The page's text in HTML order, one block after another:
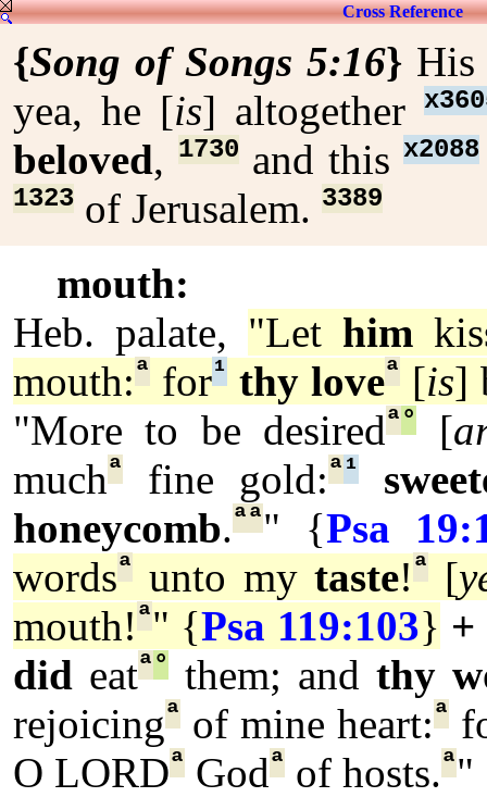
Cross Reference
{Song of Songs 5:16}
yea, he [is] altogether
beloved, 1730 and thisx2088
1323 of Jerusalem. 3389
mouth:
Heb. palate, "Let him
mouth:ª for¹ thy loveª [is]
"More to be desiredª° [
muchª fine gold:ª¹
honeycomb.ªª" {Psa
wordsª unto my taste! ª [
mouth! ª" {Psa 119:103} +
did eatª°them; and thy
rejoicingª of mine heart:ª
O LORDª Godª of hosts.ª"